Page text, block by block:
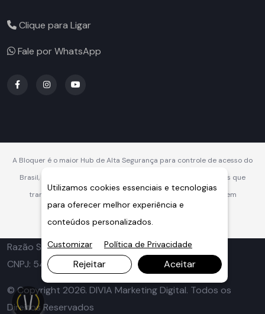
Clique para Ligar
Fale por WhatsApp
A Bloquer é o maior Hub de Alta Segurança para controle de acesso do
Brasil, oferecendo soluções integradas, robustas e inteligentes que
transformam a segurança veicular e perimetral em vantagem
competitiva.
Razão Social: Concertinas Ouriço - Grupo Bloquer
CNPJ: 54.369.286/0001-06
© Copyright 2026. DIVIA Marketing Digital. Todos os
Direitos Reservados
Utilizamos cookies essenciais e tecnologias
para oferecer melhor experiência e
conteúdos personalizados.
Customizar Política de Privacidade
Rejeitar Aceitar